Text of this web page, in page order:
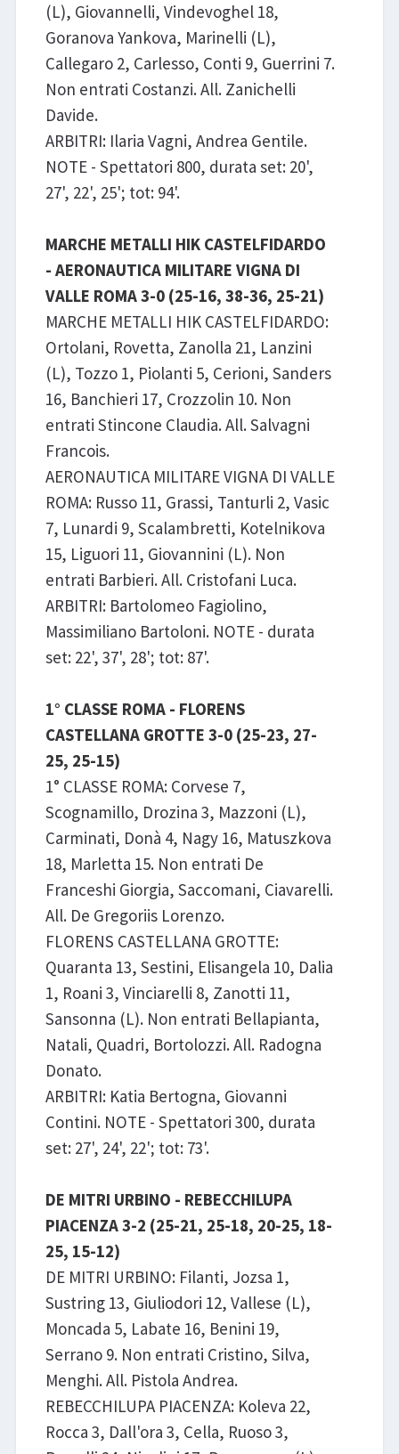
(L), Giovannelli, Vindevoghel 18,
Goranova Yankova, Marinelli (L),
Callegaro 2, Carlesso, Conti 9, Guerrini 7.
Non entrati Costanzi. All. Zanichelli
Davide.
ARBITRI: Ilaria Vagni, Andrea Gentile.
NOTE - Spettatori 800, durata set: 20',
27', 22', 25'; tot: 94'.
MARCHE METALLI HIK CASTELFIDARDO
- AERONAUTICA MILITARE VIGNA DI
VALLE ROMA 3-0 (25-16, 38-36, 25-21)
MARCHE METALLI HIK CASTELFIDARDO:
Ortolani, Rovetta, Zanolla 21, Lanzini
(L), Tozzo 1, Piolanti 5, Cerioni, Sanders
16, Banchieri 17, Crozzolin 10. Non
entrati Stincone Claudia. All. Salvagni
Francois.
AERONAUTICA MILITARE VIGNA DI VALLE
ROMA: Russo 11, Grassi, Tanturli 2, Vasic
7, Lunardi 9, Scalambretti, Kotelnikova
15, Liguori 11, Giovannini (L). Non
entrati Barbieri. All. Cristofani Luca.
ARBITRI: Bartolomeo Fagiolino,
Massimiliano Bartoloni. NOTE - durata
set: 22', 37', 28'; tot: 87'.
1° CLASSE ROMA - FLORENS
CASTELLANA GROTTE 3-0 (25-23, 27-
25, 25-15)
1° CLASSE ROMA: Corvese 7,
Scognamillo, Drozina 3, Mazzoni (L),
Carminati, Donà 4, Nagy 16, Matuszkova
18, Marletta 15. Non entrati De
Franceshi Giorgia, Saccomani, Ciavarelli.
All. De Gregoriis Lorenzo.
FLORENS CASTELLANA GROTTE:
Quaranta 13, Sestini, Elisangela 10, Dalia
1, Roani 3, Vinciarelli 8, Zanotti 11,
Sansonna (L). Non entrati Bellapianta,
Natali, Quadri, Bortolozzi. All. Radogna
Donato.
ARBITRI: Katia Bertogna, Giovanni
Contini. NOTE - Spettatori 300, durata
set: 27', 24', 22'; tot: 73'.
DE MITRI URBINO - REBECCHILUPA
PIACENZA 3-2 (25-21, 25-18, 20-25, 18-
25, 15-12)
DE MITRI URBINO: Filanti, Jozsa 1,
Sustring 13, Giuliodori 12, Vallese (L),
Moncada 5, Labate 16, Benini 19,
Serrano 9. Non entrati Cristino, Silva,
Menghi. All. Pistola Andrea.
REBECCHILUPA PIACENZA: Koleva 22,
Rocca 3, Dall'ora 3, Cella, Ruoso 3,